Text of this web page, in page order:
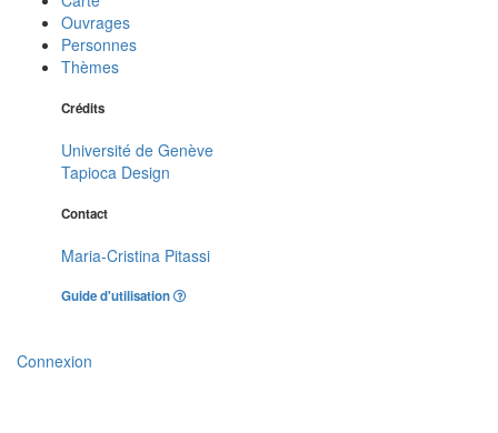
Ouvrages
Personnes
Thèmes
Crédits
Université de Genève
Tapioca Design
Contact
Maria-Cristina Pitassi
Guide d'utilisation
Connexion